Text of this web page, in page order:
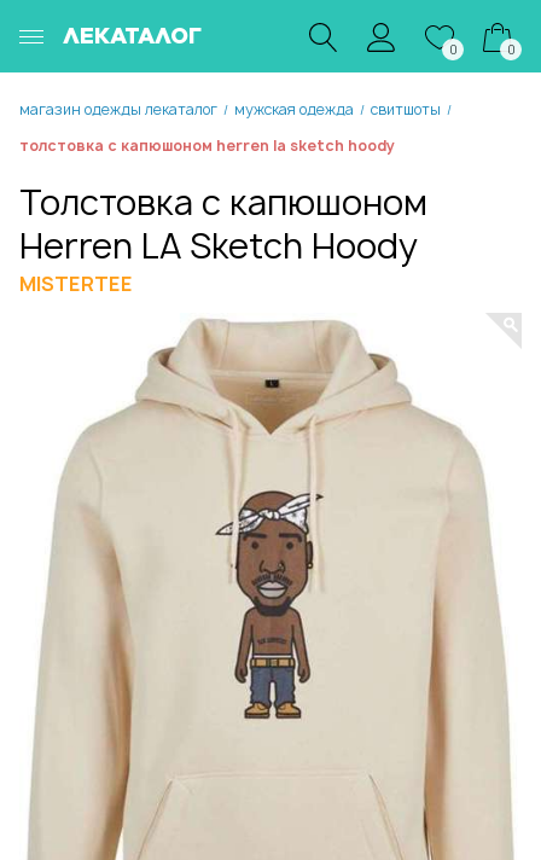
ЛЕКАТАЛОГ
0 0
магазин одежды лекаталог / мужская одежда / свитшоты /
толстовка с капюшоном herren la sketch hoody
Толстовка с капюшоном
Herren LA Sketch Hoody
MISTERTEE